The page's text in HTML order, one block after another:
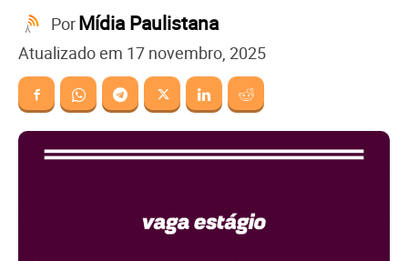
PorMídia Paulistana
Atualizado em 17 novembro, 2025